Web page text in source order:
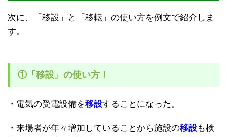
次に、「移設」と「移転」の使い方を例文で紹介しま
す。
①「移設」の使い方！
・電気の受電設備を移設することになった。
・来場者が年々増加していることから施設の移設も検